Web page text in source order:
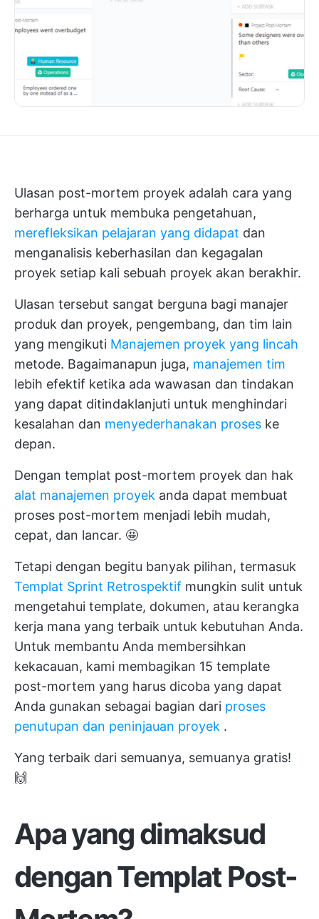
Ulasan post-mortem proyek adalah cara yang
berharga untuk membuka pengetahuan,
merefleksikan pelajaran yang didapat dan
menganalisis keberhasilan dan kegagalan
proyek setiap kali sebuah proyek akan berakhir.
Ulasan tersebut sangat berguna bagi manajer
produk dan proyek, pengembang, dan tim lain
yang mengikuti Manajemen proyek yang lincah
metode. Bagaimanapun juga, manajemen tim
lebih efektif ketika ada wawasan dan tindakan
yang dapat ditindaklanjuti untuk menghindari
kesalahan dan menyederhanakan proses ke
depan.
Dengan templat post-mortem proyek dan hak
alat manajemen proyek anda dapat membuat
proses post-mortem menjadi lebih mudah,
cepat, dan lancar. 🤩
Tetapi dengan begitu banyak pilihan, termasuk
Templat Sprint Retrospektif mungkin sulit untuk
mengetahui template, dokumen, atau kerangka
kerja mana yang terbaik untuk kebutuhan Anda.
Untuk membantu Anda membersihkan
kekacauan, kami membagikan 15 template
post-mortem yang harus dicoba yang dapat
Anda gunakan sebagai bagian dari proses
penutupan dan peninjauan proyek .
Yang terbaik dari semuanya, semuanya gratis!
🙌
Apa yang dimaksud
dengan Templat Post-